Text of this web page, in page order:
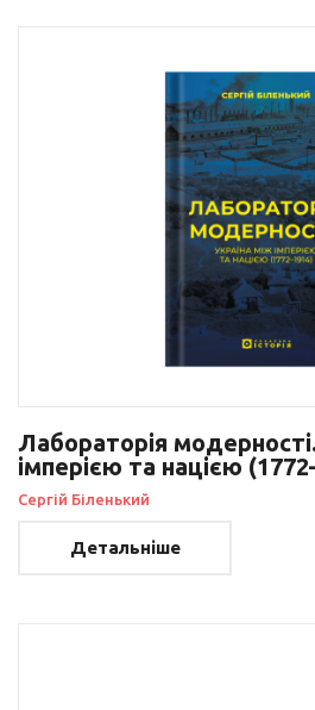
Лабораторія
імперією та нацією
Сергій Біленький
Детальніше